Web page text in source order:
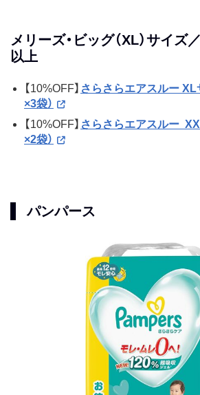
メリーズ・ビッグ（XL）サイズ
以上
【10%OFF】 さらさらエアスルー XL
×3袋）
【10%OFF】 さらさらエアスルー
×2袋）
パンパース